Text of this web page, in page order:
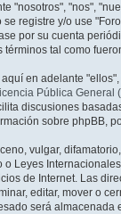
"nosotros", "nos",
registre y/o use
por su cuenta
tal como
en adelante
Pública General
discusiones
sobre phpBB,
vulgar,
Leyes
de Internet. Las
editar, mover o
será